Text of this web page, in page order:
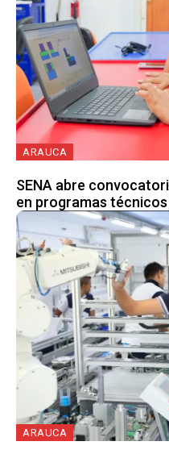
ARAUCA
SENA abre
en programas
ARAUCA